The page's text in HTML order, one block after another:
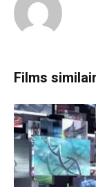
Films